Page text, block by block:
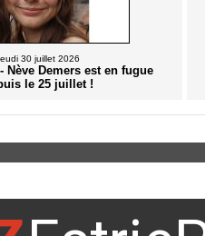
30 juillet 2026
Nève Demers est en fugue
le 25 juillet !